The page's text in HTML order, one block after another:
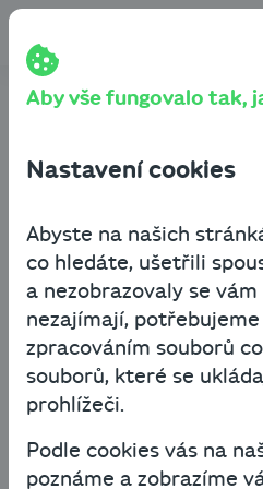
Přeskočit na obsah
Co je dropshipping a jaké jsou
nevýhody?
Co je
nevýhody?
Byznys know-how
13. ledna 2022 2
Alza, Mall, Pilulka – to
vlastního zboží,
i internetové tržiště,
Aby vše fungovalo tak,
Nastavení cookies
Abyste na našich
co hledáte, ušetřili
a nezobrazovaly se
nezajímají, potřebujeme
zpracováním souborů
souborů, které se
prohlížeči.
Podle cookies vás na
poznáme a zobrazíme